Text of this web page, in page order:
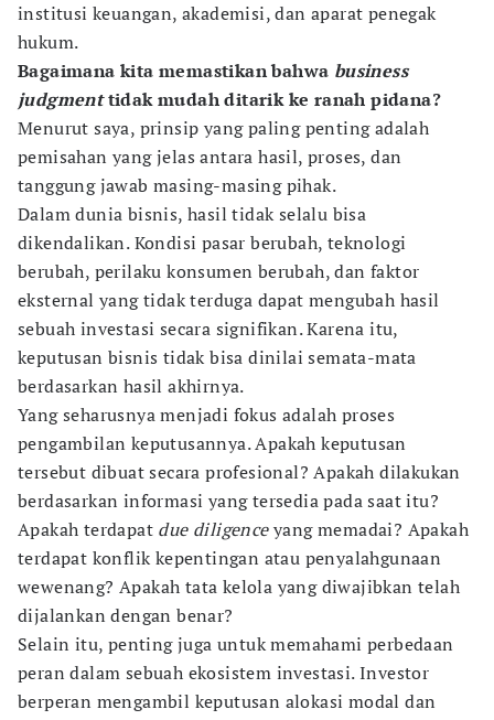
institusi keuangan, akademisi, dan aparat penegak
hukum.
Bagaimana kita memastikan bahwa business
judgmenttidak mudah ditarik ke ranah pidana?
Menurut saya, prinsip yang paling penting adalah
pemisahan yang jelas antara hasil, proses, dan
tanggung jawab masing-masing pihak.
Dalam dunia bisnis, hasil tidak selalu bisa
dikendalikan. Kondisi pasar berubah, teknologi
berubah, perilaku konsumen berubah, dan faktor
eksternal yang tidak terduga dapat mengubah hasil
sebuah investasi secara signifikan. Karena itu,
keputusan bisnis tidak bisa dinilai semata-mata
berdasarkan hasil akhirnya.
Yang seharusnya menjadi fokus adalah proses
pengambilan keputusannya. Apakah keputusan
tersebut dibuat secara profesional? Apakah dilakukan
berdasarkan informasi yang tersedia pada saat itu?
Apakah terdapat due diligenceyang memadai? Apakah
terdapat konflik kepentingan atau penyalahgunaan
wewenang? Apakah tata kelola yang diwajibkan telah
dijalankan dengan benar?
Selain itu, penting juga untuk memahami perbedaan
peran dalam sebuah ekosistem investasi. Investor
berperan mengambil keputusan alokasi modal dan